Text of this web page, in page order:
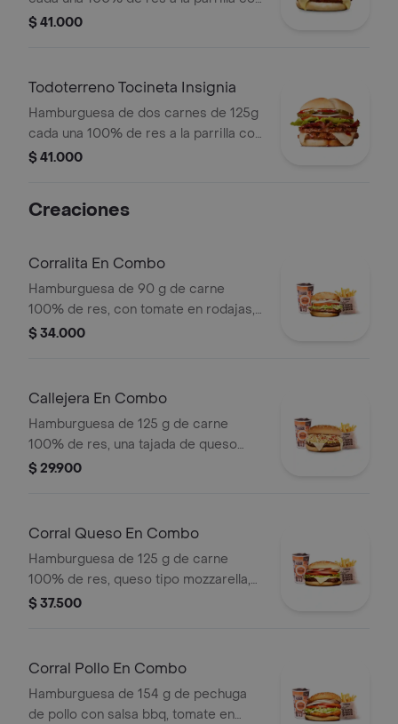
salsa bbq, tocineta, queso mozzarella,
$ 41.000
Todoterreno Tocineta Insignia
Hamburguesa de dos carnes de 125g
cada una 100% de res a la parrilla con
salsa BBQ, tocineta, queso
tomate y mostaza en pan papa
$ 41.000
Creaciones
Corralita En Combo
Hamburguesa de 90 g de carne
100% de res, con tomate en rodajas,
cebolla en rodajas, lechuga, salsa
pet
$ 34.000
Callejera En Combo
Hamburguesa de 125 g de carne
100% de res, una tajada de queso
tipo mozzarella, papas callejera, salsa
+ bebida PET
$ 29.900
Corral Queso En Combo
Hamburguesa de 125 g de carne
100% de res, queso tipo mozzarella,
tomate en rodajas, cebolla en rodajas,
$ 37.500
Corral Pollo En Combo
Hamburguesa de 154 g de pechuga
de pollo con salsa bbq, tomate en